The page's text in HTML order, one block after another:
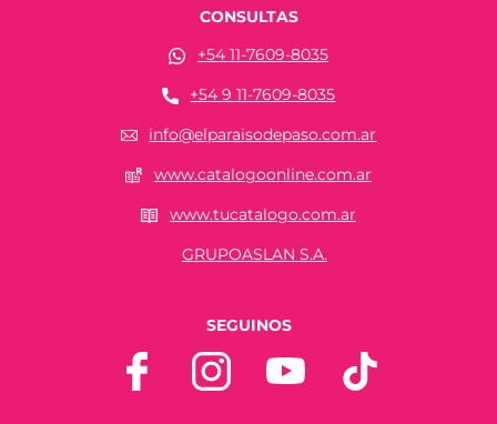
CONSULTAS
+54 11-7609-8035
+54 9 11-7609-8035
info@elparaisodepaso.com.ar
www.catalogoonline.com.ar
www.tucatalogo.com.ar
GRUPOASLAN S.A.
SEGUINOS